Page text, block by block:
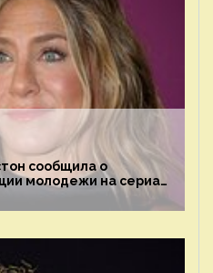
сообщила о
молодежи на сериал